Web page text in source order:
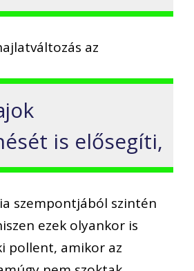
az
is elősegíti,
szempontjából szintén
ezek olyankor is
pollent, amikor az